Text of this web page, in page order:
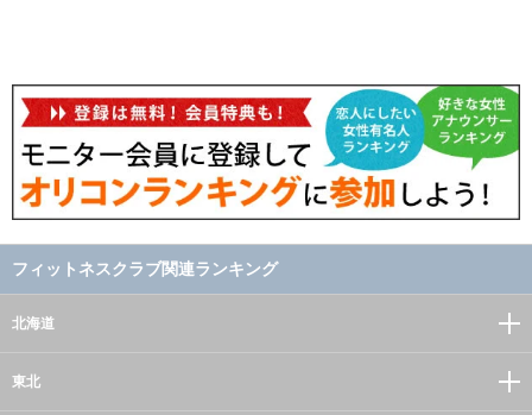
フィットネスクラブ関連ランキング
北海道
東北